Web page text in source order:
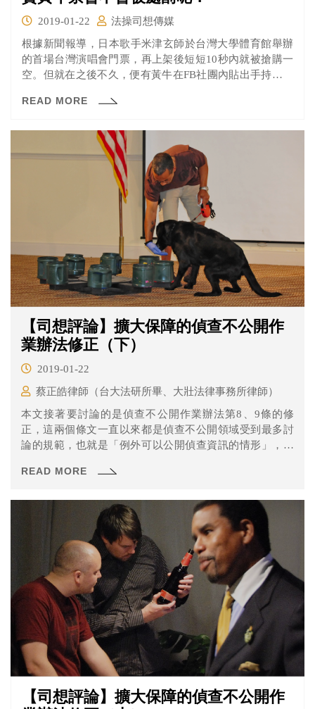
2019-01-22
法操司想傳媒
根據新聞報導，日本歌手米津玄師於台灣大學體育館舉辦
的首場台灣演唱會門票，再上架後短短10秒內就被搶購一
空。但就在之後不久，便有黃牛在FB社團內貼出手持整疊
望網友不要購買黃牛票，並請網友協助檢舉黃牛票，而被
於日後啟動相關退費作業。
READ MORE
【司想評論】擴大保障的偵查不公開作
業辦法修正（下）
2019-01-22
蔡正皓律師（台大法研所畢、大壯法律事務所律師）
本文接著要討論的是偵查不公開作業辦法第8、9條的修
正，這兩個條文一直以來都是偵查不公開領域受到最多討
論的規範，也就是「例外可以公開偵查資訊的情形」，以
READ MORE
【司想評論】擴大保障的偵查不公開作